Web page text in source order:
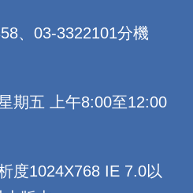
03-3322101分機
期五 上午8:00至12:00
度1024X768 IE 7.0以